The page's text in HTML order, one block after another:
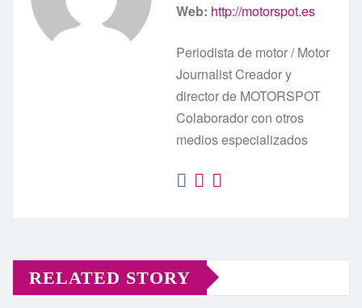
Web: http://motorspot.es
Periodista de motor / Motor
Journalist Creador y
director de MOTORSPOT
Colaborador con otros
medios especializados
RELATED STORY